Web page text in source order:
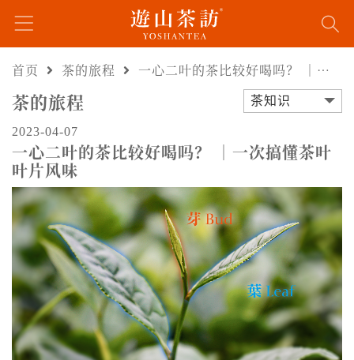
首页 茶的旅程 一心二叶的茶比较好喝吗？ ｜一次搞懂茶叶叶片风味
茶的旅程 茶知识
2023-04-07
一心二叶的茶比较好喝吗？ ｜一次搞懂茶叶
叶片风味